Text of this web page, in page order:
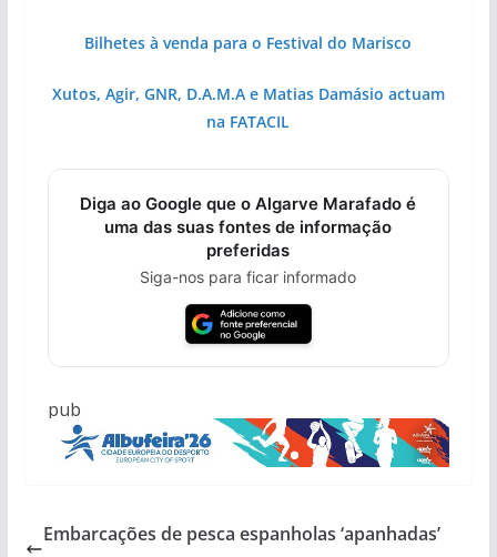
Bilhetes à venda para o Festival do Marisco
Xutos, Agir, GNR, D.A.M.A e Matias Damásio actuam
na FATACIL
Diga ao Google que o Algarve Marafado é
uma das suas fontes de informação
preferidas
Siga-nos para ficar informado
pub
Embarcações de pesca espanholas ‘apanhadas’